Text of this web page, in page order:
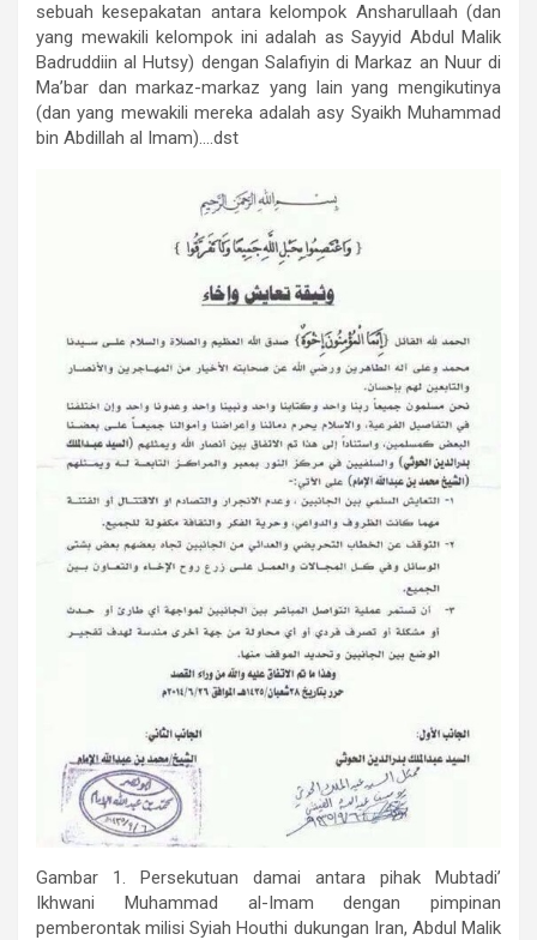
sebuah kesepakatan antara kelompok Ansharullaah (dan
yang mewakili kelompok ini adalah as Sayyid Abdul Malik
Badruddiin al Hutsy) dengan Salafiyin di Markaz an Nuur di
Ma’bar dan markaz-markaz yang lain yang mengikutinya
(dan yang mewakili mereka adalah asy Syaikh Muhammad
bin Abdillah al Imam)….dst
Gambar 1. Persekutuan damai antara pihak Mubtadi’
Ikhwani Muhammad al-Imam dengan pimpinan
pemberontak milisi Syiah Houthi dukungan Iran, Abdul Malik